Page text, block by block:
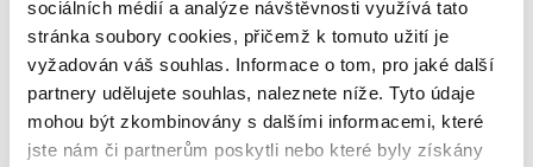
sociálních médií a analýze návštěvnosti využívá tato
stránka soubory cookies, přičemž k tomuto užití je
vyžadován váš souhlas. Informace o tom, pro jaké další
partnery udělujete souhlas, naleznete níže. Tyto údaje
mohou být zkombinovány s dalšími informacemi, které
jste nám či partnerům poskytli nebo které byly získány